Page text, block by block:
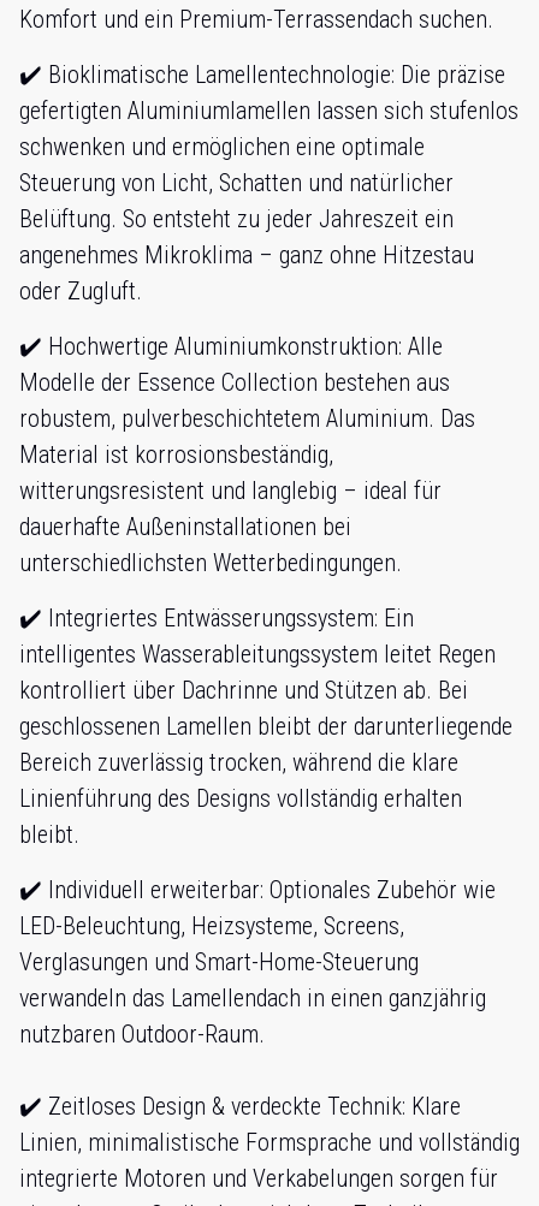
Komfort und ein Premium-Terrassendach suchen.
✔️ Bioklimatische Lamellentechnologie: Die präzise
gefertigten Aluminiumlamellen lassen sich stufenlos
schwenken und ermöglichen eine optimale
Steuerung von Licht, Schatten und natürlicher
Belüftung. So entsteht zu jeder Jahreszeit ein
angenehmes Mikroklima – ganz ohne Hitzestau
oder Zugluft.
✔️ Hochwertige Aluminiumkonstruktion: Alle
Modelle der Essence Collection bestehen aus
robustem, pulverbeschichtetem Aluminium. Das
Material ist korrosionsbeständig,
witterungsresistent und langlebig – ideal für
dauerhafte Außeninstallationen bei
unterschiedlichsten Wetterbedingungen.
✔️ Integriertes Entwässerungssystem: Ein
intelligentes Wasserableitungssystem leitet Regen
kontrolliert über Dachrinne und Stützen ab. Bei
geschlossenen Lamellen bleibt der darunterliegende
Bereich zuverlässig trocken, während die klare
Linienführung des Designs vollständig erhalten
bleibt.
✔️ Individuell erweiterbar: Optionales Zubehör wie
LED-Beleuchtung, Heizsysteme, Screens,
Verglasungen und Smart-Home-Steuerung
verwandeln das Lamellendach in einen ganzjährig
nutzbaren Outdoor-Raum.
✔️ Zeitloses Design & verdeckte Technik: Klare
Linien, minimalistische Formsprache und vollständig
integrierte Motoren und Verkabelungen sorgen für